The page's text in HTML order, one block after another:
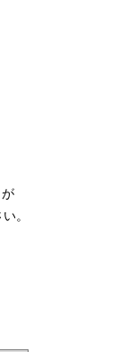
。